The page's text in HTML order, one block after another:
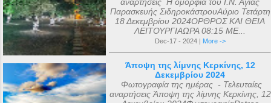
Παρασκευής ΣιδηροκάστρουΑύριο Τετάρτη
18 Δεκεμβρίου 2024ΟΡΘΡΟΣ ΚΑΙ ΘΕΙΑ
ΛΕΙΤΟΥΡΓΙΑΩΡΑ 08:15 ΜΕ...
Dec-17 - 2024 | More ->
Άποψη της λίμνης Κερκίνης, 12
Δεκεμβρίου 2024
Φωτογραφία της ημέρας - Τελευταίες
αναρτήσεις Άποψη της λίμνης Κερκίνης, 12